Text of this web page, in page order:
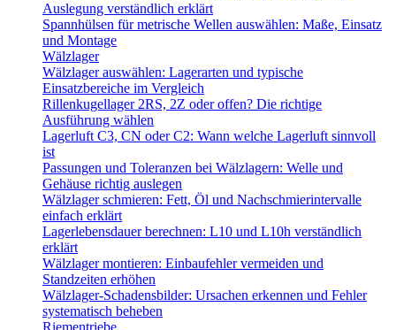
Auslegung verständlich erklärt
Spannhülsen für metrische Wellen auswählen: Maße, Einsatz
und Montage
Wälzlager
Wälzlager auswählen: Lagerarten und typische
Einsatzbereiche im Vergleich
Rillenkugellager 2RS, 2Z oder offen? Die richtige
Ausführung wählen
Lagerluft C3, CN oder C2: Wann welche Lagerluft sinnvoll
ist
Passungen und Toleranzen bei Wälzlagern: Welle und
Gehäuse richtig auslegen
Wälzlager schmieren: Fett, Öl und Nachschmierintervalle
einfach erklärt
Lagerlebensdauer berechnen: L10 und L10h verständlich
erklärt
Wälzlager montieren: Einbaufehler vermeiden und
Standzeiten erhöhen
Wälzlager-Schadensbilder: Ursachen erkennen und Fehler
systematisch beheben
Riementriebe